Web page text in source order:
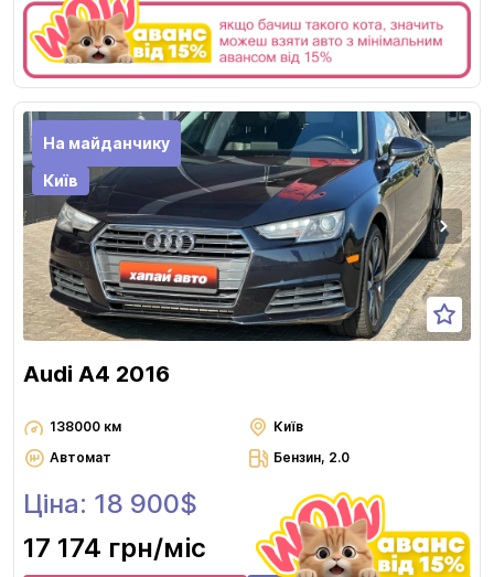
На майданчику
Київ
Audi A4 2016
138000 км
Київ
Автомат
Бензин, 2.0
Ціна: 18 900$
17 174 грн/міс